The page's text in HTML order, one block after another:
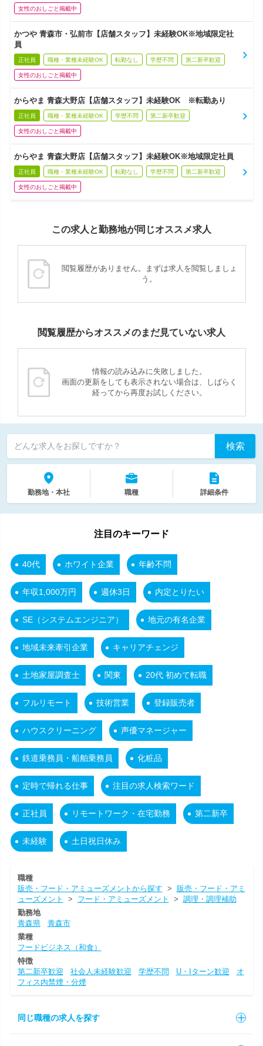
女性のおしごと掲載中
かつや 青森市・弘前市【店舗スタッフ】未経験OK※地域限定社
員
正社員 職種・業種未経験OK 転勤なし 学歴不問 第二新卒歓迎
女性のおしごと掲載中
からやま 青森大野店【店舗スタッフ】未経験OK ※転勤あり
正社員 職種・業種未経験OK 学歴不問 第二新卒歓迎
女性のおしごと掲載中
からやま 青森大野店【店舗スタッフ】未経験OK※地域限定社員
正社員 職種・業種未経験OK 転勤なし 学歴不問 第二新卒歓迎
女性のおしごと掲載中
この求人と勤務地が同じオススメ求人
閲覧履歴がありません。まずは求人を閲覧しましょ
う。
閲覧履歴からオススメのまだ見ていない求人
情報の読み込みに失敗しました。
画面の更新をしても表示されない場合は、しばらく
経ってから再度お試しください。
どんな求人をお探しですか？ 検索
勤務地・本社 職種 詳細条件
注目のキーワード
40代 ホワイト企業 年齢不問
年収1,000万円 週休3日 内定とりたい
SE（システムエンジニア） 地元の有名企業
地域未来牽引企業 キャリアチェンジ
土地家屋調査士 関東 20代 初めて転職
フルリモート 技術営業 登録販売者
ハウスクリーニング 声優マネージャー
鉄道乗務員・船舶乗務員 化粧品
定時で帰れる仕事 注目の求人検索ワード
正社員 リモートワーク・在宅勤務 第二新卒
未経験 土日祝日休み
職種
販売・フード・アミューズメントから探す > 販売・フード・アミ
ューズメント
> フード・アミューズメント > 調理・調理補助
勤務地
青森県
青森市
業種
フードビジネス（和食）
特徴
第二新卒歓迎
社会人未経験歓迎 学歴不問 U・Iターン歓迎
オ
フィス内禁煙・分煙
同じ職種の求人を探す